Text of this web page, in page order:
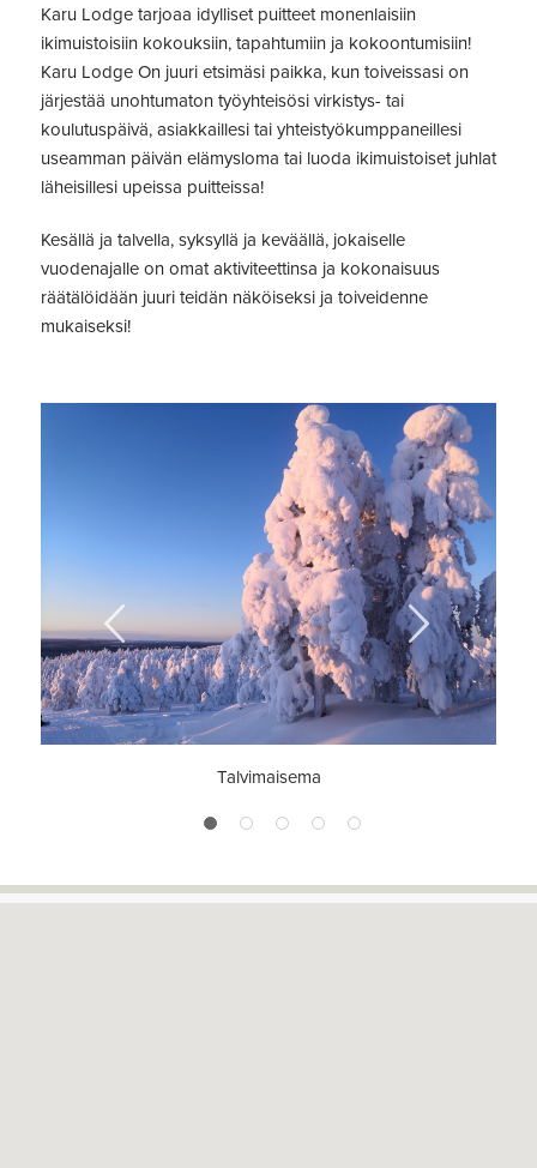
Karu Lodge tarjoaa idylliset puitteet monenlaisiin
ikimuistoisiin kokouksiin, tapahtumiin ja kokoontumisiin!
Karu Lodge On juuri etsimäsi paikka, kun toiveissasi on
järjestää unohtumaton työyhteisösi virkistys- tai
koulutuspäivä, asiakkaillesi tai yhteistyökumppaneillesi
useamman päivän elämysloma tai luoda ikimuistoiset juhlat
läheisillesi upeissa puitteissa!
Kesällä ja talvella, syksyllä ja keväällä, jokaiselle
vuodenajalle on omat aktiviteettinsa ja kokonaisuus
räätälöidään juuri teidän näköiseksi ja toiveidenne
mukaiseksi!
Previous
Talvimaisema
Next
2 4